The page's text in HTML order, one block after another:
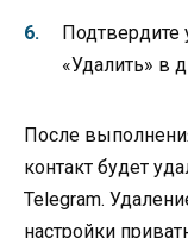
Подтвердите
«Удалить» в
После
контакт будет
Telegram.
настройки